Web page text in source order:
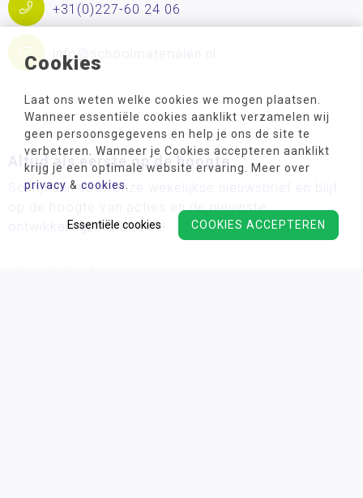
Cookies
Laat ons weten welke cookies we mogen plaatsen.
Wanneer essentiële cookies aanklikt verzamelen wij
geen persoonsgegevens en help je ons de site te
verbeteren. Wanneer je Cookies accepteren aanklikt
krijg je een optimale website ervaring. Meer over
privacy & cookies.
COOKIES ACCEPTEREN
Essentiële cookies
+31(0)227-60 24 06
info@schoolmaterialen.nl
Altijd als eerste op de hoogte
Schrijf u in voor onze wekelijkse nieuwsbrief en blijf
op de hoogte van acties en de nieuwste
ontwikkelingsmaterialen!